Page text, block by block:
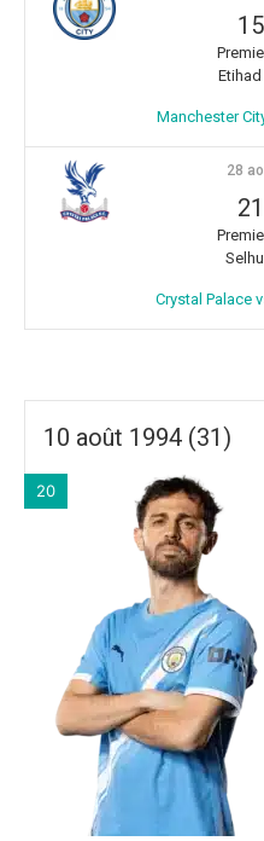
Manchester
28
Crystal Palace
10 août 1994 (31)
20